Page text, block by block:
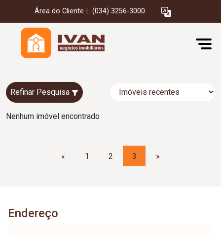
Área do Cliente (034) 3256-3000
Refinar Pesquisa
Nenhum imóvel encontrado
« 1 2 3 »
Endereço